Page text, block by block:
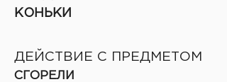
КОНЬКИ
ДЕЙСТВИЕ С ПРЕДМЕТОМ
СГОРЕЛИ